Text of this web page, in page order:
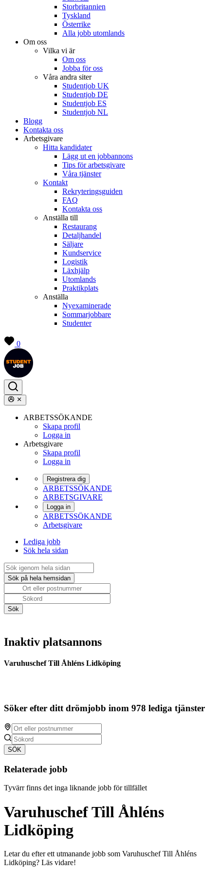
Storbritannien
Tyskland
Österrike
Alla jobb utomlands
Om oss
Vilka vi är
Om oss
Jobba för oss
Våra andra siter
Studentjob UK
Studentjob DE
Studentjob ES
Studentjob NL
Blogg
Kontakta oss
Arbetsgivare
Hitta kandidater
Lägg ut en jobbannons
Tips för arbetsgivare
Våra tjänster
Kontakt
Rekryteringsguiden
FAQ
Kontakta oss
Anställa till
Restaurang
Detaljhandel
Säljare
Kundservice
Logistik
Läxhjälp
Utomlands
Praktikplats
Anställa
Nyexaminerade
Sommarjobbare
Studenter
0
ARBETSSÖKANDE
Skapa profil
Logga in
Arbetsgivare
Skapa profil
Logga in
Registrera dig
ARBETSSÖKANDE
ARBETSGIVARE
Logga in
ARBETSSÖKANDE
Arbetsgivare
Lediga jobb
Sök hela sidan
Inaktiv platsannons
Varuhuschef Till Åhléns Lidköping
Söker efter ditt drömjobb inom 978 lediga tjänster
SÖK
Relaterade jobb
Tyvärr finns det inga liknande jobb för tillfället
Varuhuschef Till Åhléns
Lidköping
Letar du efter ett utmanande jobb som Varuhuschef Till Åhléns
Lidköping? Läs vidare!